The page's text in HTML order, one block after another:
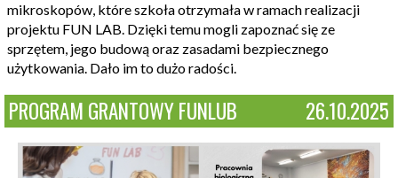
mikroskopów, które szkoła otrzymała w ramach realizacji
projektu FUN LAB. Dzięki temu mogli zapoznać się ze
sprzętem, jego budową oraz zasadami bezpiecznego
użytkowania. Dało im to dużo radości.
PROGRAM GRANTOWY FUNLUB 26.10.2025